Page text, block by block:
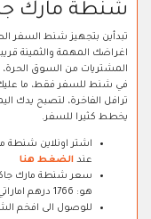
شنطة مارك
تبدأين بتجهيز شنط السفر
اغراضك المهمة والثمينة
المشتريات من السوق الحرة،
في شنط للسفر فقط، ما
يخطط كثيرا للسفر.
اشتر اونلاين شنطة
عند الضغط هنا
سعر شنطة مارك
هو: 1766 درهم اماراتي
للوصول الى افخم